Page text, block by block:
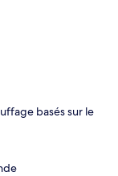
basés sur le